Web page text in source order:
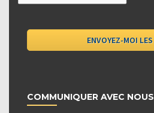
COMMUNIQUER AVEC NOUS